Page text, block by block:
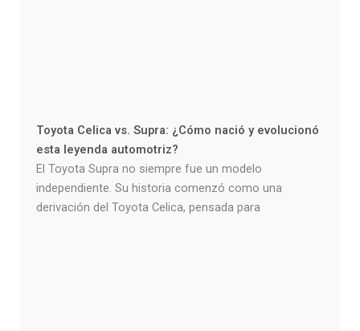
Toyota Celica vs. Supra: ¿Cómo nació y evolucionó
esta leyenda automotriz?
El Toyota Supra no siempre fue un modelo
independiente. Su historia comenzó como una
derivación del Toyota Celica, pensada para